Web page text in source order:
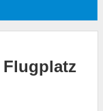
Flugplatz